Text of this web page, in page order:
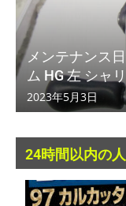
メンテナンス
ム HG 左 シャ
2023年5月3日
24時間以内の